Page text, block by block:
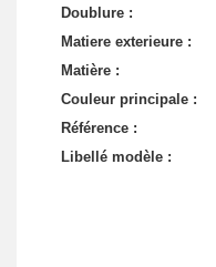
Doublure :
Matiere exterieure :
Matière :
Couleur principale :
Référence :
Libellé modèle :